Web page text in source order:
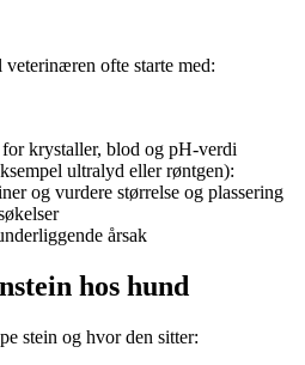
ofte starte med:
krystaller, blod og pH-verdi
ultralyd eller røntgen):
og vurdere størrelse og plassering
årsak
hos hund
stein og hvor den sitter: